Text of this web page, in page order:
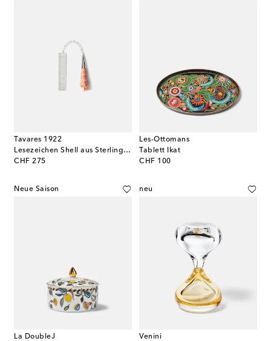
Tavares 1922
Lesezeichen Shell aus Sterlingsilber
CHF 275
original price
Les-Ottomans
Tablett Ikat
CHF 100
original price
Neue Saison
La DoubleJ
neu
Venini